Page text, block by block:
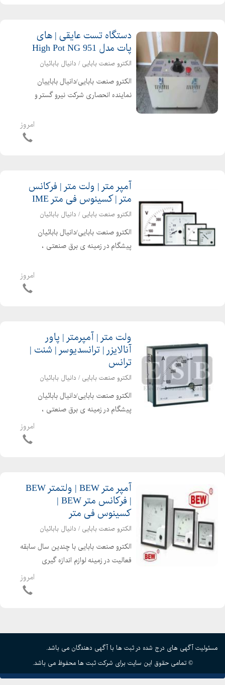
دستگاه تست عایقی | های
پات مدل High Pot NG 951
الکترو صنعت بابایی / دانیال بابائیان
الکترو صنعت بابایی/دانیال باباییان
نماینده انحصاری شرکت نیرو گستر و
انواع دستگاه های تست عایقی (های پات
) ، دستگاه تزریق جریان ، دستگاه مولتی
امروز
آمپر متر | ولت متر | فرکانس
متر | کسینوس فی متر IME
الکترو صنعت بابایی / دانیال بابائیان
الکترو صنعت بابایی/دانیال بابائیان
پیشگام در زمینه ی برق صنعتی ،
تجهیزات برق صنعتی قادر به ارایه امورامروز
ولت متر | آمپرمتر | پاور
آنالایزر | ترانسدیوسر | شنت |
ترانس
الکترو صنعت بابایی / دانیال بابائیان
الکترو صنعت بابایی/دانیال بابائیان
پیشگام در زمینه ی برق صنعتی ،
اتوماسیون صنعتی ، الکترونیک صنعتی و
امروز
آمپر متر BEW | ولتمتر BEW
| فرکانس متر BEW |
کسینوس فی متر
الکترو صنعت بابایی / دانیال بابائیان
الکترو صنعت بابایی با چندین سال سابقه
فعالیت در زمینه لوازم اندازه گیری
تابلویی عقربه ای ودیجیتال ( آمپر متر -
ولت متر فرکانس متر - کسینوس فی متر
امروز
مسئولیت آگهی های درج شده در ثبت ها با آگهی دهندگان می باشد.
© تمامی حقوق این سایت برای شرکت ثبت ها محفوظ می باشد.